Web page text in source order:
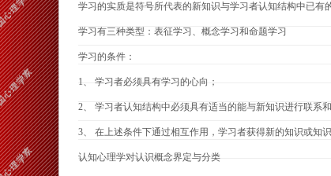
学习的实质是符号所代表的新知识与学习者认知结构中已有
学习有三种类型：表征学习、概念学习和命题学习
学习的条件：
1、 学习者必须具有学习的心向；
2、 学习者认知结构中必须具有适当的能与新知识进行联系和
3、 在上述条件下通过相互作用，学习者获得新的知识或知识
认知心理学对认识概念界定与分类